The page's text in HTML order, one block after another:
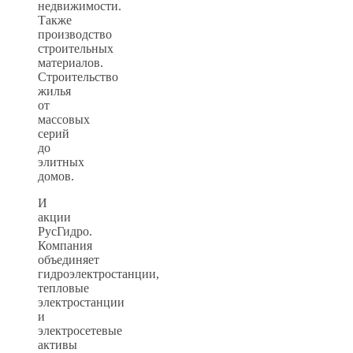
недвижимости.
Также
производство
строительных
материалов.
Строительство
жилья
от
массовых
серий
до
элитных
домов.
И
акции
РусГидро.
Компания
объединяет
гидроэлектростанции,
тепловые
электростанции
и
электросетевые
активы